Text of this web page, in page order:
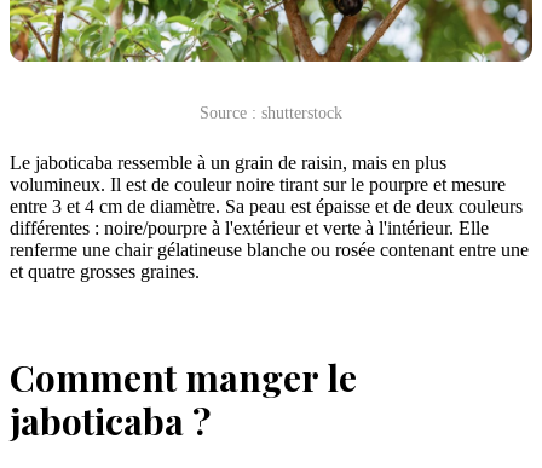
Source : shutterstock
Le jaboticaba ressemble à un grain de raisin, mais en plus
volumineux. Il est de couleur noire tirant sur le pourpre et mesure
entre 3 et 4 cm de diamètre. Sa peau est épaisse et de deux couleurs
différentes : noire/pourpre à l'extérieur et verte à l'intérieur. Elle
renferme une chair gélatineuse blanche ou rosée contenant entre une
et quatre grosses graines.
Comment manger le
jaboticaba ?